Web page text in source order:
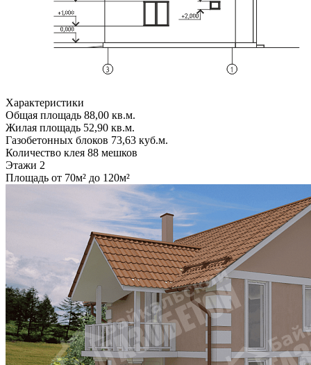
Характеристики
Общая площадь 88,00 кв.м.
Жилая площадь 52,90 кв.м.
Газобетонных блоков 73,63 куб.м.
Количество клея 88 мешков
Этажи 2
Площадь от 70м² до 120м²